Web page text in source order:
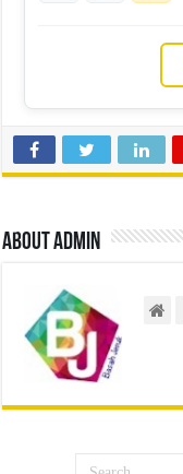
About admin